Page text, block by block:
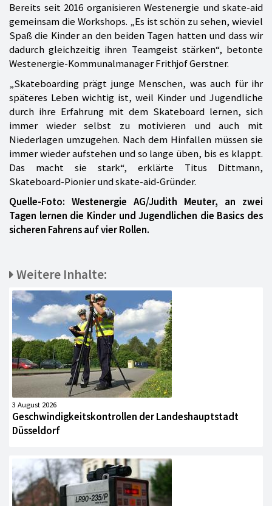
Bereits seit 2016 organisieren Westenergie und skate-aid
gemeinsam die Workshops. „Es ist schön zu sehen, wieviel
Spaß die Kinder an den beiden Tagen hatten und dass wir
dadurch gleichzeitig ihren Teamgeist stärken“, betonte
Westenergie-Kommunalmanager Frithjof Gerstner.
„Skateboarding prägt junge Menschen, was auch für ihr
späteres Leben wichtig ist, weil Kinder und Jugendliche
durch ihre Erfahrung mit dem Skateboard lernen, sich
immer wieder selbst zu motivieren und auch mit
Niederlagen umzugehen. Nach dem Hinfallen müssen sie
immer wieder aufstehen und so lange üben, bis es klappt.
Das macht sie stark“, erklärte Titus Dittmann,
Skateboard-Pionier und skate-aid-Gründer.
Quelle-Foto: Westenergie AG/Judith Meuter, an zwei
Tagen lernen die Kinder und Jugendlichen die Basics des
sicheren Fahrens auf vier Rollen.
Weitere Inhalte:
3 August 2026
Geschwindigkeitskontrollen der Landeshauptstadt
Düsseldorf